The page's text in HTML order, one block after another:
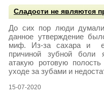
Сладости не являются
До сих пор люди
данное утверждение
миф. Из-за сахара и
причиной зубной боли
атакую ротовую
уходе за зубами и
15-07-2020